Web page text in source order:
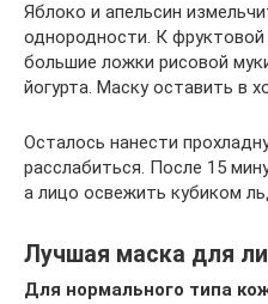
Яблоко и апельсин
однородности. К
большие ложки рисовой
йогурта. Маску оставить в
Осталось нанести
расслабиться. После 15
а лицо освежить кубиком
Лучшая маска для
Для нормального типа